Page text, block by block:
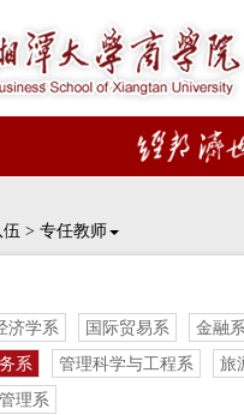
伍 > 专任教师
济学系 国际贸易系 金融
系
管理科学与工程系
旅
理系